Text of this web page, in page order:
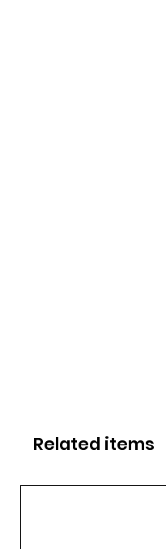
Related items